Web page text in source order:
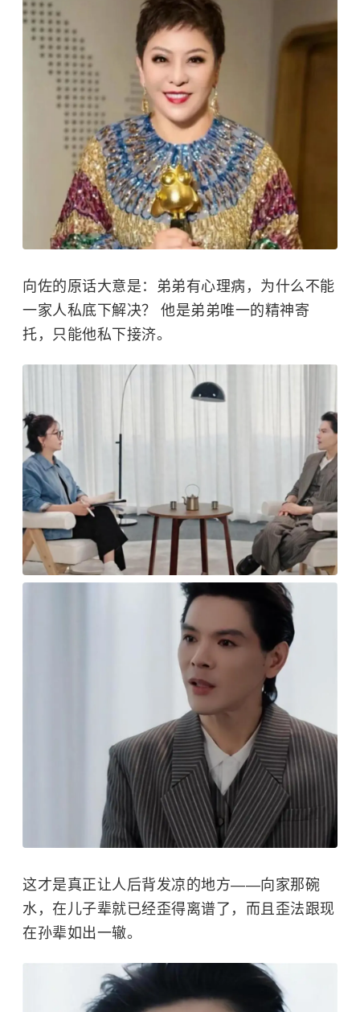
向佐的原话大意是：弟弟有心理病，为什么不能
一家人私底下解决？ 他是弟弟唯一的精神寄
托，只能他私下接济。
这才是真正让人后背发凉的地方——向家那碗
水，在儿子辈就已经歪得离谱了，而且歪法跟现
在孙辈如出一辙。